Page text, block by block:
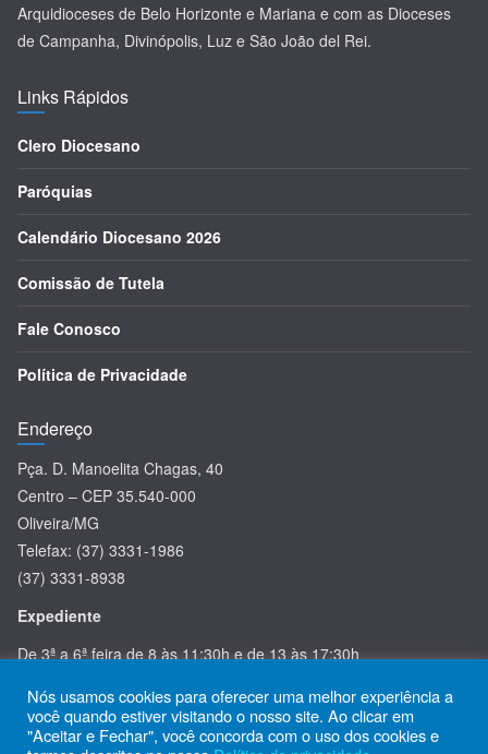
Arquidioceses de Belo Horizonte e Mariana e com as Dioceses
de Campanha, Divinópolis, Luz e São João del Rei.
Links Rápidos
Clero Diocesano
Paróquias
Calendário Diocesano 2026
Comissão de Tutela
Fale Conosco
Política de Privacidade
Endereço
Pça. D. Manoelita Chagas, 40
Centro – CEP 35.540-000
Oliveira/MG
Telefax: (37) 3331-1986
(37) 3331-8938
Expediente
De 3ª a 6ª feira de 8 às 11:30h e de 13 às 17:30h
Nós usamos cookies para oferecer uma melhor experiência a
você quando estiver visitando o nosso site. Ao clicar em
"Aceitar e Fechar", você concorda com o uso dos cookies e